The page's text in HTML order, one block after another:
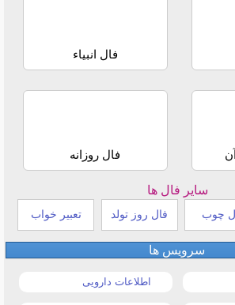
فال انبیاء
فال روزانه
سایر فال ها
چوب فال روز تولد تعبیر خواب
سرویس ها
اطلاعات دارویی